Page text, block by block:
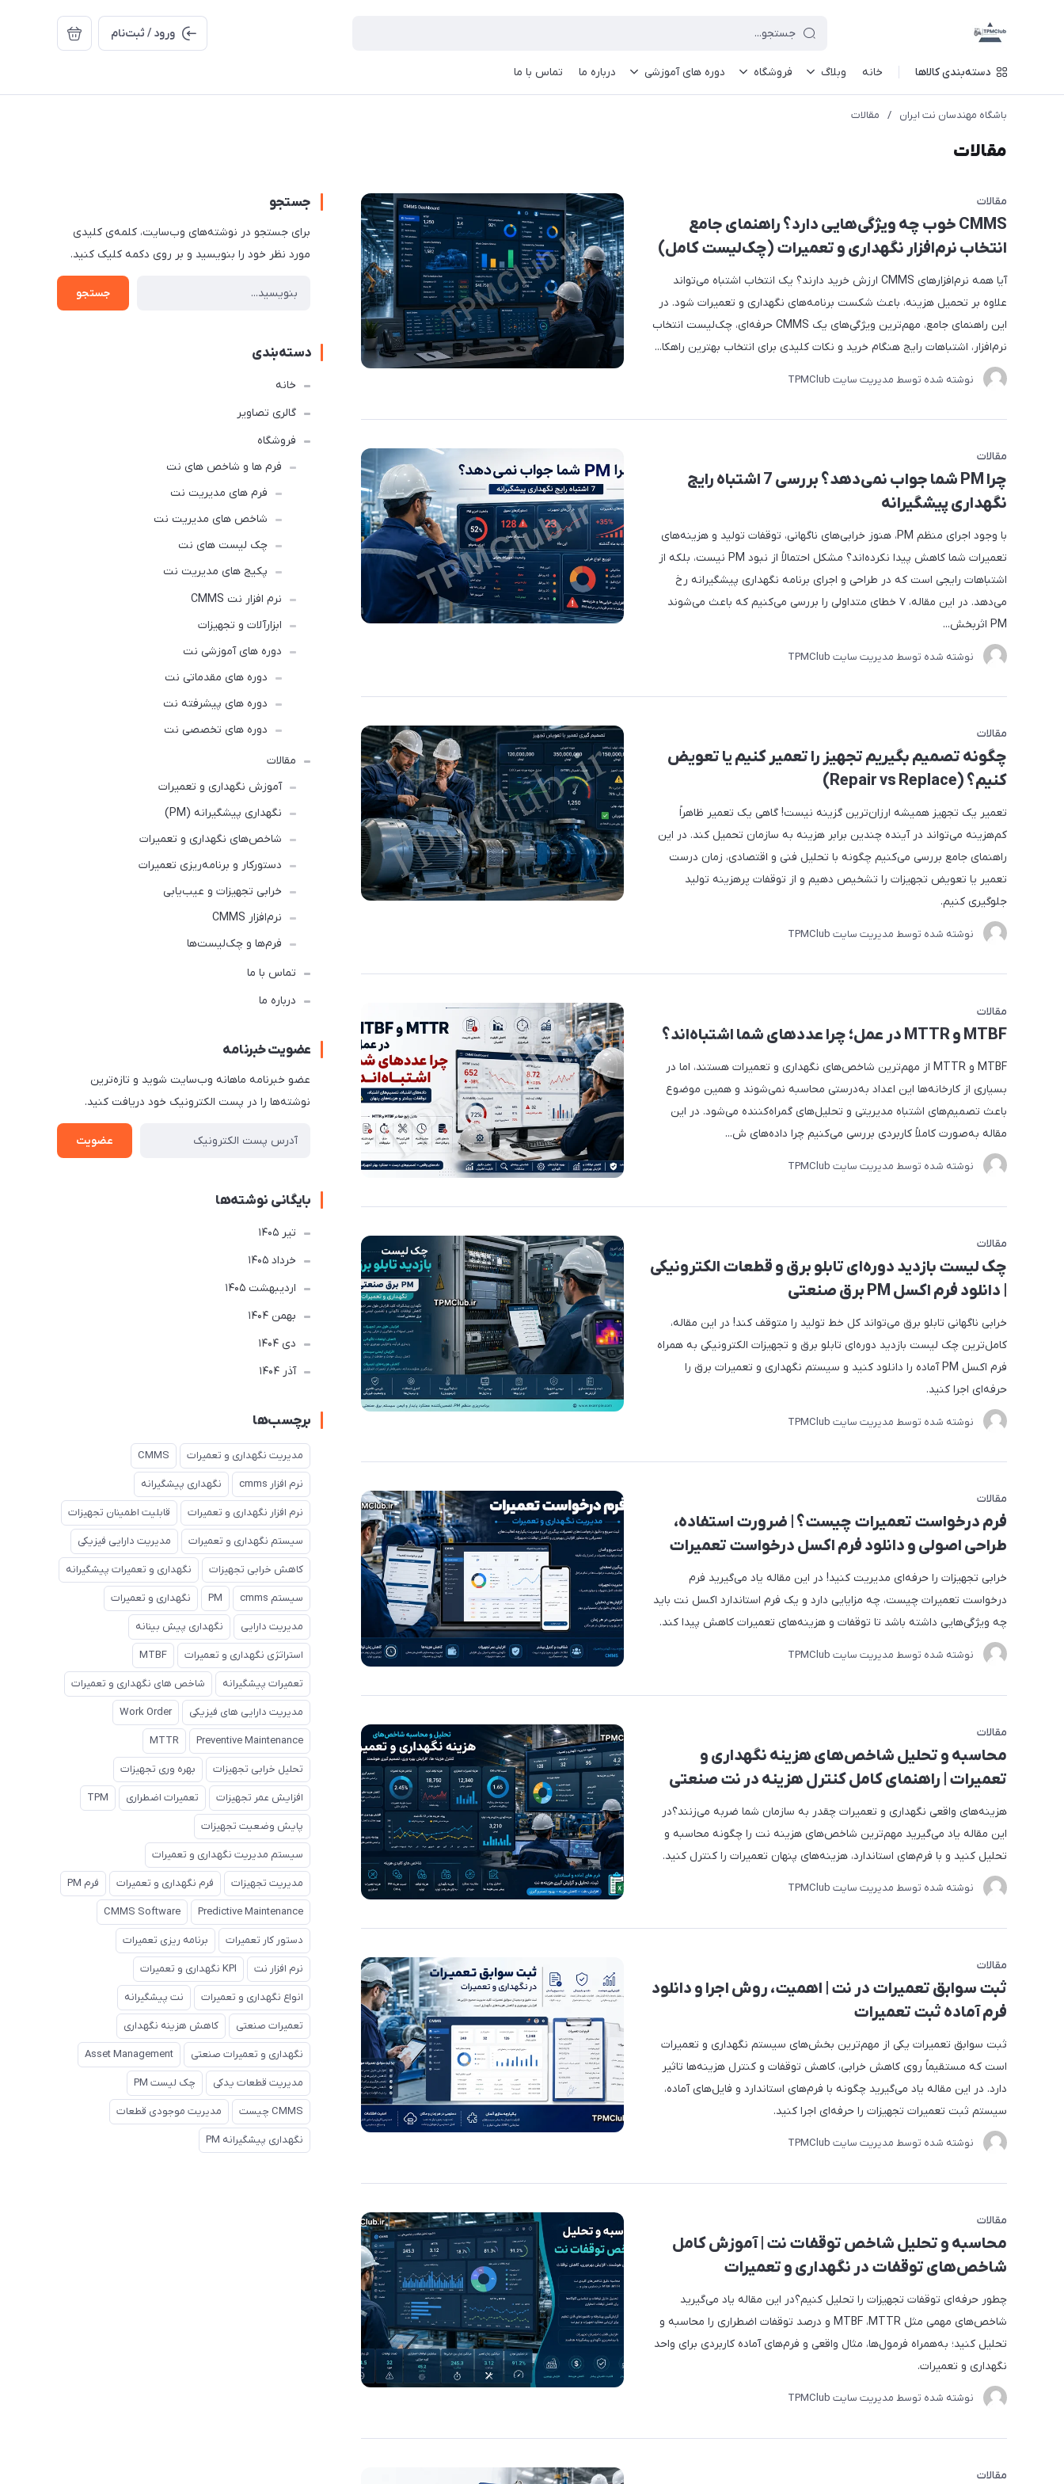
ورود / ثبت‌نام
دسته‌بندی کالاها خانه وبلاگ فروشگاه دوره های آموزشی درباره ما تماس با ما
باشگاه مهندسان نت ایران / مقالات
مقالات
مقالات
CMMS خوب چه ویژگی‌هایی دارد؟ راهنمای جامع
انتخاب نرم‌افزار نگهداری و تعمیرات (چک‌لیست کامل)
آیا همه نرم‌افزارهای CMMS ارزش خرید دارند؟ یک انتخاب اشتباه می‌تواند
علاوه بر تحمیل هزینه، باعث شکست برنامه‌های نگهداری و تعمیرات شود. در
این راهنمای جامع، مهم‌ترین ویژگی‌های یک CMMS حرفه‌ای، چک‌لیست انتخاب
نرم‌افزار، اشتباهات رایج هنگام خرید و نکات کلیدی برای انتخاب بهترین راهکا...
نوشته شده توسط مدیریت سایت TPMClub
مقالات
چرا PM شما جواب نمی‌دهد؟ بررسی 7 اشتباه رایج
نگهداری پیشگیرانه
با وجود اجرای منظم PM، هنوز خرابی‌های ناگهانی، توقفات تولید و هزینه‌های
تعمیرات شما کاهش پیدا نکرده‌اند؟ مشکل احتمالاً از نبود PM نیست، بلکه از
اشتباهات رایجی است که در طراحی و اجرای برنامه نگهداری پیشگیرانه رخ
می‌دهد. در این مقاله، ۷ خطای متداولی را بررسی می‌کنیم که باعث می‌شوند
PM اثربخش...
نوشته شده توسط مدیریت سایت TPMClub
مقالات
چگونه تصمیم بگیریم تجهیز را تعمیر کنیم یا تعویض
کنیم؟ (Repair vs Replace)
تعمیر یک تجهیز همیشه ارزان‌ترین گزینه نیست! گاهی یک تعمیر ظاهراً
کم‌هزینه می‌تواند در آینده چندین برابر هزینه به سازمان تحمیل کند. در این
راهنمای جامع بررسی می‌کنیم چگونه با تحلیل فنی و اقتصادی، زمان درست
تعمیر یا تعویض تجهیزات را تشخیص دهیم و از توقفات پرهزینه تولید
جلوگیری کنیم.
نوشته شده توسط مدیریت سایت TPMClub
مقالات
MTBF و MTTR در عمل؛ چرا عددهای شما اشتباه‌اند؟
MTBF و MTTR از مهم‌ترین شاخص‌های نگهداری و تعمیرات هستند، اما در
بسیاری از کارخانه‌ها این اعداد به‌درستی محاسبه نمی‌شوند و همین موضوع
باعث تصمیم‌های اشتباه مدیریتی و تحلیل‌های گمراه‌کننده می‌شود. در این
مقاله به‌صورت کاملاً کاربردی بررسی می‌کنیم چرا داده‌های ش...
نوشته شده توسط مدیریت سایت TPMClub
مقالات
چک لیست بازدید دوره‌ای تابلو برق و قطعات الکترونیکی
| دانلود فرم اکسل PM برق صنعتی
خرابی ناگهانی تابلو برق می‌تواند کل خط تولید را متوقف کند! در این مقاله،
کامل‌ترین چک لیست بازدید دوره‌ای تابلو برق و تجهیزات الکترونیکی به همراه
فرم اکسل PM آماده را دانلود کنید و سیستم نگهداری و تعمیرات برق را
حرفه‌ای اجرا کنید.
نوشته شده توسط مدیریت سایت TPMClub
مقالات
فرم درخواست تعمیرات چیست؟ | ضرورت استفاده،
طراحی اصولی و دانلود فرم اکسل درخواست تعمیرات
خرابی تجهیزات را حرفه‌ای مدیریت کنید! در این مقاله یاد می‌گیرید فرم
درخواست تعمیرات چیست، چه مزایایی دارد و یک فرم استاندارد اکسل نت باید
چه ویژگی‌هایی داشته باشد تا توقفات و هزینه‌های تعمیرات کاهش پیدا کند.
نوشته شده توسط مدیریت سایت TPMClub
مقالات
محاسبه و تحلیل شاخص‌های هزینه نگهداری و
تعمیرات | راهنمای کامل کنترل هزینه در نت صنعتی
هزینه‌های واقعی نگهداری و تعمیرات چقدر به سازمان شما ضربه می‌زنند؟در
این مقاله یاد می‌گیرید مهم‌ترین شاخص‌های هزینه نت را چگونه محاسبه و
تحلیل کنید و با فرم‌های استاندارد، هزینه‌های پنهان تعمیرات را کنترل کنید.
نوشته شده توسط مدیریت سایت TPMClub
مقالات
ثبت سوابق تعمیرات در نت | اهمیت، روش اجرا و دانلود
فرم آماده ثبت تعمیرات
ثبت سوابق تعمیرات یکی از مهم‌ترین بخش‌های سیستم نگهداری و تعمیرات
است که مستقیماً روی کاهش خرابی، کاهش توقفات و کنترل هزینه‌ها تاثیر
دارد. در این مقاله یاد می‌گیرید چگونه با فرم‌های استاندارد و فایل‌های آماده،
سیستم ثبت تعمیرات تجهیزات را حرفه‌ای اجرا کنید.
نوشته شده توسط مدیریت سایت TPMClub
مقالات
محاسبه و تحلیل شاخص توقفات نت | آموزش کامل
شاخص‌های توقفات در نگهداری و تعمیرات
چطور حرفه‌ای توقفات تجهیزات را تحلیل کنیم؟در این مقاله یاد می‌گیرید
شاخص‌های مهمی مثل MTBF ،MTTR و درصد توقفات اضطراری را محاسبه و
تحلیل کنید؛ به‌همراه فرمول‌ها، مثال واقعی و فرم‌های آماده کاربردی برای واحد
نگهداری و تعمیرات.
نوشته شده توسط مدیریت سایت TPMClub
مقالات
جستجو
برای جستجو در نوشته‌های وب‌سایت، کلمه‌ی کلیدی
مورد نظر خود را بنویسید و بر روی دکمه کلیک کنید.
جستجو
دسته‌بندی
خانه
گالری تصاویر
فروشگاه
فرم ها و شاخص های نت
فرم های مدیریت نت
شاخص های مدیریت نت
چک لیست های نت
پکیج های مدیریت نت
نرم افزار نت CMMS
ابزارآلات و تجهیزات
دوره های آموزشی نت
دوره های مقدماتی نت
دوره های پیشرفته نت
دوره های تخصصی نت
مقالات
آموزش نگهداری و تعمیرات
نگهداری پیشگیرانه (PM)
شاخص‌های نگهداری و تعمیرات
دستورکار و برنامه‌ریزی تعمیرات
خرابی تجهیزات و عیب‌یابی
نرم‌افزار CMMS
فرم‌ها و چک‌لیست‌ها
تماس با ما
درباره ما
عضویت خبرنامه
عضو خبرنامه ماهانه وب‌سایت شوید و تازه‌ترین
نوشته‌ها را در پست الکترونیک خود دریافت کنید.
عضویت
بایگانی نوشته‌ها
تير 1405
خرداد 1405
ارديبهشت 1405
بهمن 1404
دی 1404
آذر 1404
برچسب‌ها
مدیریت نگهداری و تعمیرات CMMS
نرم افزار cmms نگهداری پیشگیرانه
نرم افزار نگهداری و تعمیرات قابلیت اطمینان تجهیزات
سیستم نگهداری و تعمیرات مدیریت دارایی فیزیکی
کاهش خرابی تجهیزات نگهداری و تعمیرات پیشگیرانه
سیستم cmms PM نگهداری و تعمیرات
مدیریت دارایی نگهداری پیش بینانه
استراتژی نگهداری و تعمیرات MTBF
تعمیرات پیشگیرانه شاخص های نگهداری و تعمیرات
مدیریت دارایی های فیزیکی Work Order
Preventive Maintenance
MTTR
تحلیل خرابی تجهیزات بهره وری تجهیزات
افزایش عمر تجهیزات تعمیرات اضطراری TPM
پایش وضعیت تجهیزات
سیستم مدیریت نگهداری و تعمیرات
مدیریت تجهیزات فرم نگهداری و تعمیرات فرم PM
Predictive Maintenance
CMMS Software
دستور کار تعمیرات برنامه ریزی تعمیرات
نرم افزار نت KPI نگهداری و تعمیرات
انواع نگهداری و تعمیرات نت پیشگیرانه
تعمیرات صنعتی کاهش هزینه نگهداری
نگهداری و تعمیرات صنعتی Asset Management
مدیریت قطعات یدکی چک لیست PM
CMMS چیست مدیریت موجودی قطعات
نگهداری پیشگیرانه PM